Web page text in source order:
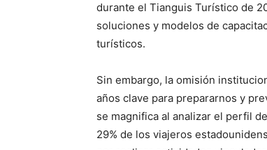
durante el Tianguis Turístico de
soluciones y modelos de
turísticos.
Sin embargo, la omisión
años clave para prepararnos y
se magnifica al analizar el perfil
29% de los viajeros